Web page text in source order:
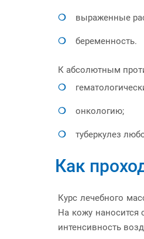
выраженные
беременность.
К абсолютным
онкологию;
туберкулез
Как
Курс лечебного
На кожу наносится
интенсивность